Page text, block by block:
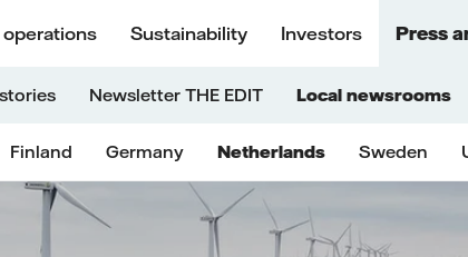
operations Sustainability Investors Press
Newsletter THE EDIT Local newsrooms
Finland Germany Netherlands Sweden